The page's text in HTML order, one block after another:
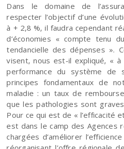
Dans le domaine de
respecter l’objectif d’une
à + 2,8 %, il faudra cependant
d’économies « compte tenu
tendancielle des dépenses ».
visent, nous est-il expliqué, « à
performance du système de
principes fondamentaux de
maladie : un taux de
que les pathologies sont
Pour ce qui est de « l’efficacité
est dans le camp des Agences
chargées d’améliorer